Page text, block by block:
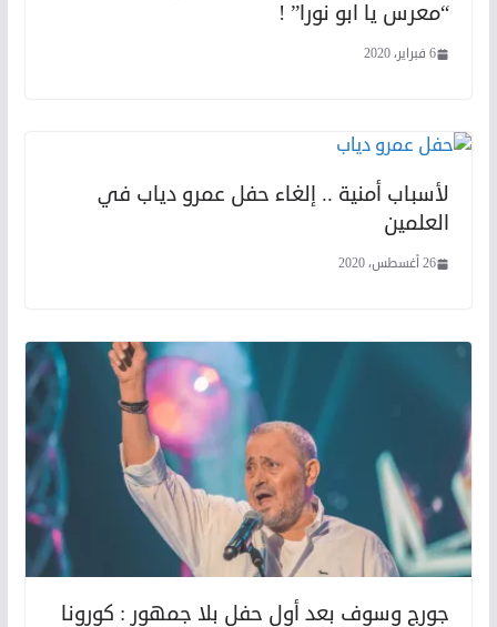
“معرس يا ابو نورا” !
6 فبراير، 2020
لأسباب أمنية .. إلغاء حفل عمرو دياب في
العلمين
26 أغسطس، 2020
جورج وسوف بعد أول حفل بلا جمهور : كورونا